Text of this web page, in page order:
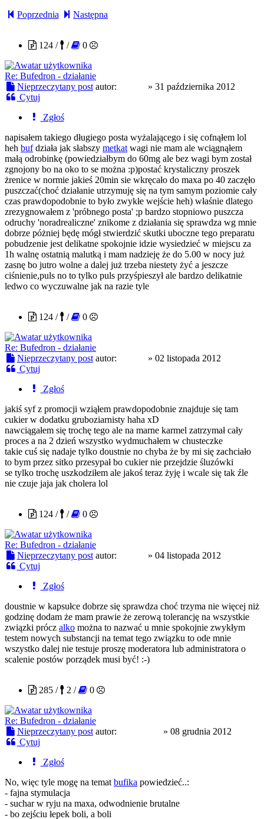
Poprzednia
Następna
124 /
/ 0
Re: Bufedron - działanie
Nieprzeczytany post autor: » 31 października 2012
Cytuj
Zgłoś
napisałem takiego długiego posta wyżalającego i się cofnąłem lol
heh bufdziała jak słabszy metkat wagi nie mam ale wciągnąłem
małą odrobinkę (powiedziałbym do 60mg ale bez wagi bym został
zgnojony bo na oko to se można :p)postać krystaliczny proszek
żrenice w normie jakieś 20min sie wkręcało do maxa po 40 zaczęło
puszczać(choć działanie utrzymuję się na tym samym poziomie cały
czas prawdopodobnie to było zwykłe wejście heh) właśnie dlatego
zrezygnowałem z 'próbnego posta' ;p bardzo stopniowo puszcza
odruchy 'noradrealiczne' znikome z działania się sprawdza wg mnie
dobrze póżniej będę mógł stwierdzić skutki uboczne tego preparatu
pobudzenie jest delikatne spokojnie idzie wysiedzieć w miejscu za
1h walnę ostatnią malutką i mam nadzieję że do 5.00 w nocy już
zasnę bo jutro wolne a dalej już trzeba niestety żyć a jeszcze
ciśnienie,puls no to tylko puls przyśpieszył ale bardzo delikatnie
ledwo co wyczuwalne jak na razie tyle
124 /
/ 0
Re: Bufedron - działanie
Nieprzeczytany post autor: » 02 listopada 2012
Cytuj
Zgłoś
jakiś syf z promocji wziąłem prawdopodobnie znajduje się tam
cukier w dodatku gruboziarnisty haha xD
nawciągałem się trochę tego ale na marne karmel zatrzymał cały
proces a na 2 dzień wszystko wydmuchałem w chusteczke
takie cuś się nadaje tylko doustnie no chyba że by mi się zachciało
to bym przez sitko przesypał bo cukier nie przejdzie śluzówki
se tylko trochę uszkodziłem ale jakoś teraz żyję i wcale się tak źle
nie czuje jaja jak cholera lol
124 /
/ 0
Re: Bufedron - działanie
Nieprzeczytany post autor: » 04 listopada 2012
Cytuj
Zgłoś
doustnie w kapsułce dobrze się sprawdza choć trzyma nie więcej niż
godzinę dodam że mam prawie że zerową tolerancję na wszystkie
związki prócz alko można to nazwać u mnie spokojnie zwykłym
testem nowych substancji na temat tego związku to ode mnie
wszystko dalej nie testuje proszę moderatora lub administratora o
scalenie postów porządek musi być! :-)
285 /
2 / 0
Re: Bufedron - działanie
Nieprzeczytany post autor: » 08 grudnia 2012
Cytuj
Zgłoś
No, więc tyle mogę na temat bufika powiedzieć..:
- fajna stymulacja
- suchar w ryju na maxa, odwodnienie brutalne
- bo zejściu łepek boli, a boli